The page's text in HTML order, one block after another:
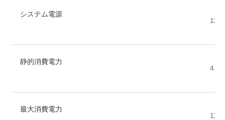
システム電源
12V
静的消費電力
最大消費電力